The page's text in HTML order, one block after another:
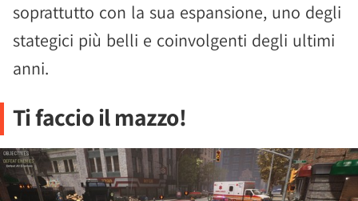
soprattutto con la sua espansione, uno degli
stategici più belli e coinvolgenti degli ultimi
anni.
Ti faccio il mazzo!